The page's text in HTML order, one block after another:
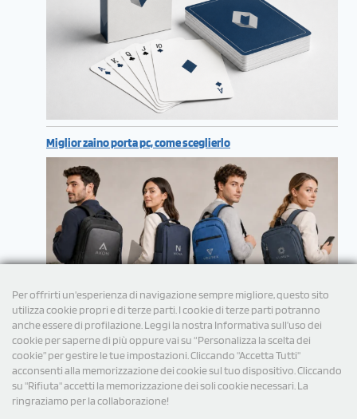
Per offrirti un'esperienza di navigazione sempre migliore, questo sito
utilizza cookie propri e di terze parti. I cookie di terze parti potranno
anche essere di profilazione. Leggi la nostra Informativa sull’uso dei
cookie per saperne di più oppure vai su “Personalizza la scelta dei
cookie” per gestire le tue impostazioni. Cliccando "Accetta Tutti"
acconsenti alla memorizzazione dei cookie sul tuo dispositivo. Cliccando
su "Rifiuta" accetti la memorizzazione dei soli cookie necessari. La
ringraziamo per la collaborazione!
Miglior zaino porta pc, come sceglierlo